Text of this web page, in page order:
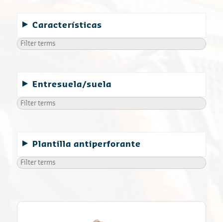
Características
Entresuela/suela
Plantilla antiperforante